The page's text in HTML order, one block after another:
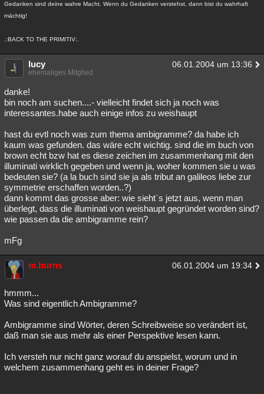
Gedanken sind deine wahre Macht. Wenn du Gedanken verstehst, dann bist du wahrhaft
mächtig!
.:BACK TO THE PRIMITIV:.
lucy 06.01.2004 um 13:36
ehemaliges Mitglied
danke!
bin noch am suchen....- vielleicht findet sich ja noch was
interessantes.habe auch einige infos zu weishaupt
hast du evtl noch was zum thema ambigramme? da habe ich
kaum was gefunden. das wäre echt wichtig. sind die im buch von
brown echt bzw hat es diese zeichen im zusammenhang mit den
illuminati wirklich gegeben und wenn ja, woher kommen sie u was
bedeuten sie? (a la buch sind sie ja als tribut an galileos liebe zur
symmetrie erschaffen worden..?)
dann kommt das grosse aber: wie sieht`s jetzt aus, wenn man
überlegt, dass die illuminati von weishaupt gegründet worden sind?
wie passen da die ambigramme rein?
mFg
m.burns 06.01.2004 um 19:34
hmmm...
Was sind eigentlich Ambigramme?
Ambigramme sind Wörter, deren Schreibweise so verändert ist,
daß man sie aus mehr als einer Perspektive lesen kann.
Ich versteh nur nicht ganz worauf du anspielst, worum und in
welchem zusammenhang geht es in deiner Frage?